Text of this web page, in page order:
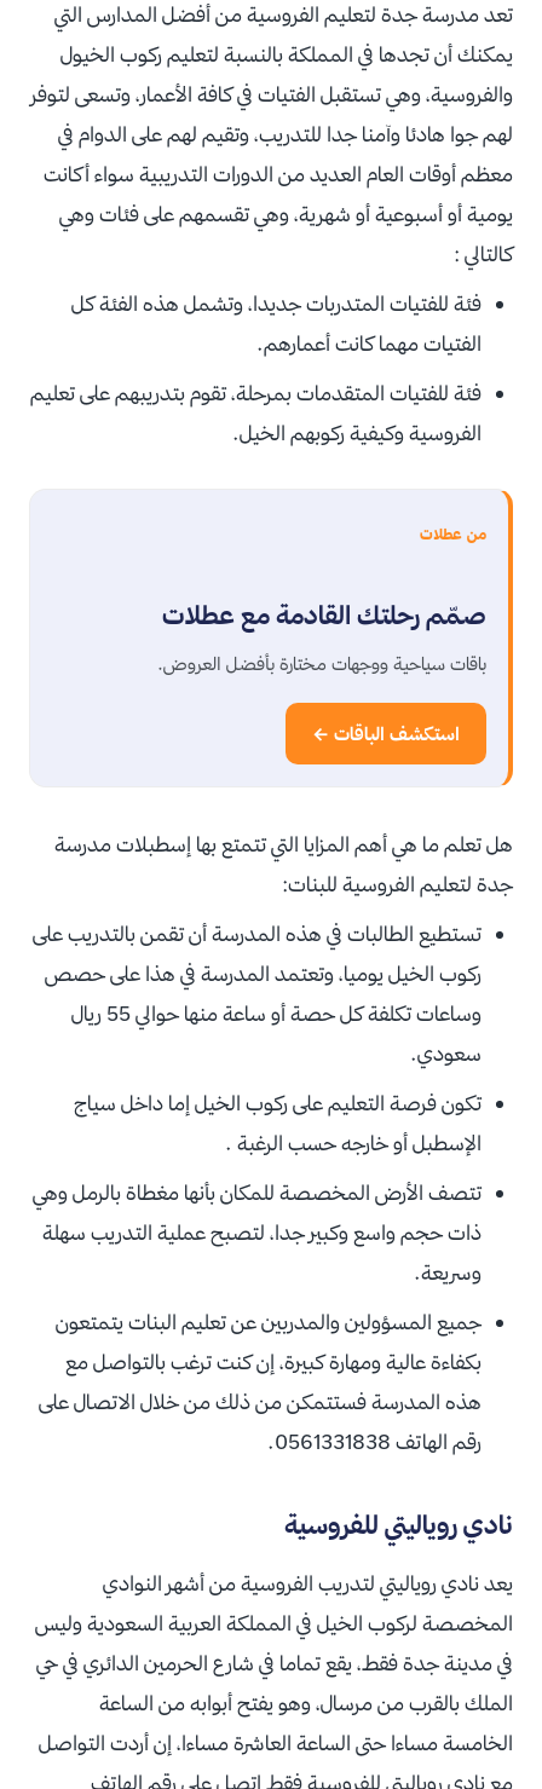
تعد مدرسة جدة لتعليم الفروسية من أفضل المدارس التي
يمكنك أن تجدها في المملكة بالنسبة لتعليم ركوب الخيول
والفروسية، وهي تستقبل الفتيات في كافة الأعمار، وتسعى لتوفر
لهم جوا هادئا وآمنا جدا للتدريب، وتقيم لهم على الدوام في
معظم أوقات العام العديد من الدورات التدريبية سواء أكانت
يومية أو أسبوعية أو شهرية، وهي تقسمهم على فئات وهي
كالتالي :
فئة للفتيات المتدربات جديدا، وتشمل هذه الفئة كل
الفتيات مهما كانت أعمارهم.
فئة للفتيات المتقدمات بمرحلة، تقوم بتدريبهم على تعليم
الفروسية وكيفية ركوبهم الخيل.
من عطلات
صمّم رحلتك القادمة مع عطلات
باقات سياحية ووجهات مختارة بأفضل العروض.
استكشف الباقات ←
هل تعلم ما هي أهم المزايا التي تتمتع بها إسطبلات مدرسة
جدة لتعليم الفروسية للبنات:
تستطيع الطالبات في هذه المدرسة أن تقمن بالتدريب على
ركوب الخيل يوميا، وتعتمد المدرسة في هذا على حصص
وساعات تكلفة كل حصة أو ساعة منها حوالي 55 ريال
سعودي.
تكون فرصة التعليم على ركوب الخيل إما داخل سياج
الإسطبل أو خارجه حسب الرغبة .
تتصف الأرض المخصصة للمكان بأنها مغطاة بالرمل وهي
ذات حجم واسع وكبير جدا، لتصبح عملية التدريب سهلة
وسريعة.
جميع المسؤولين والمدربين عن تعليم البنات يتمتعون
بكفاءة عالية ومهارة كبيرة، إن كنت ترغب بالتواصل مع
هذه المدرسة فستتمكن من ذلك من خلال الاتصال على
رقم الهاتف 0561331838.
نادي روياليتي للفروسية
يعد نادي روياليتي لتدريب الفروسية من أشهر النوادي
المخصصة لركوب الخيل في المملكة العربية السعودية وليس
في مدينة جدة فقط، يقع تماما في شارع الحرمين الدائري في حي
الملك بالقرب من مرسال، وهو يفتح أبوابه من الساعة
الخامسة مساءا حتى الساعة العاشرة مساءا، إن أردت التواصل
مع نادي روياليتي للفروسية فقط اتصل على رقم الهاتف